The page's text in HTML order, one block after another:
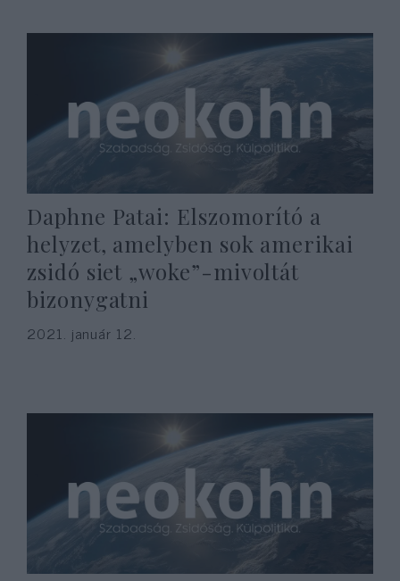
Daphne Patai: Elszomorító a
helyzet, amelyben sok amerikai
zsidó siet „woke”-mivoltát
bizonygatni
2021. január 12.